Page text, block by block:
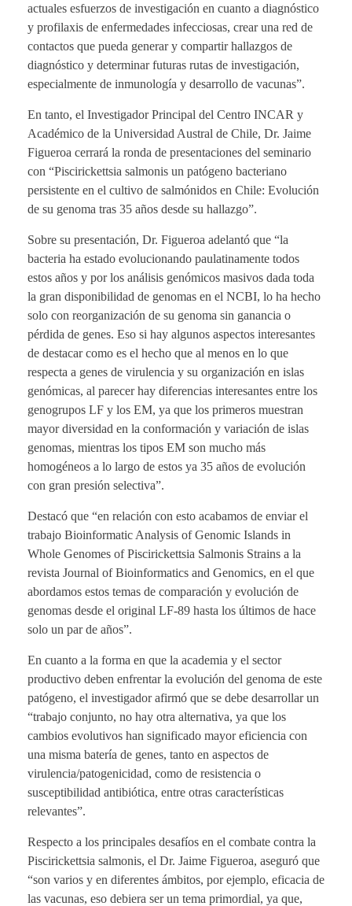
actuales esfuerzos de investigación en cuanto a diagnóstico
y profilaxis de enfermedades infecciosas, crear una red de
contactos que pueda generar y compartir hallazgos de
diagnóstico y determinar futuras rutas de investigación,
especialmente de inmunología y desarrollo de vacunas”.
En tanto, el Investigador Principal del Centro INCAR y
Académico de la Universidad Austral de Chile, Dr. Jaime
Figueroa cerrará la ronda de presentaciones del seminario
con “Piscirickettsia salmonis un patógeno bacteriano
persistente en el cultivo de salmónidos en Chile: Evolución
de su genoma tras 35 años desde su hallazgo”.
Sobre su presentación, Dr. Figueroa adelantó que “la
bacteria ha estado evolucionando paulatinamente todos
estos años y por los análisis genómicos masivos dada toda
la gran disponibilidad de genomas en el NCBI, lo ha hecho
solo con reorganización de su genoma sin ganancia o
pérdida de genes. Eso si hay algunos aspectos interesantes
de destacar como es el hecho que al menos en lo que
respecta a genes de virulencia y su organización en islas
genómicas, al parecer hay diferencias interesantes entre los
genogrupos LF y los EM, ya que los primeros muestran
mayor diversidad en la conformación y variación de islas
genomas, mientras los tipos EM son mucho más
homogéneos a lo largo de estos ya 35 años de evolución
con gran presión selectiva”.
Destacó que “en relación con esto acabamos de enviar el
trabajo Bioinformatic Analysis of Genomic Islands in
Whole Genomes of Piscirickettsia Salmonis Strains a la
revista Journal of Bioinformatics and Genomics, en el que
abordamos estos temas de comparación y evolución de
genomas desde el original LF-89 hasta los últimos de hace
solo un par de años”.
En cuanto a la forma en que la academia y el sector
productivo deben enfrentar la evolución del genoma de este
patógeno, el investigador afirmó que se debe desarrollar un
“trabajo conjunto, no hay otra alternativa, ya que los
cambios evolutivos han significado mayor eficiencia con
una misma batería de genes, tanto en aspectos de
virulencia/patogenicidad, como de resistencia o
susceptibilidad antibiótica, entre otras características
relevantes”.
Respecto a los principales desafíos en el combate contra la
Piscirickettsia salmonis, el Dr. Jaime Figueroa, aseguró que
“son varios y en diferentes ámbitos, por ejemplo, eficacia de
las vacunas, eso debiera ser un tema primordial, ya que,